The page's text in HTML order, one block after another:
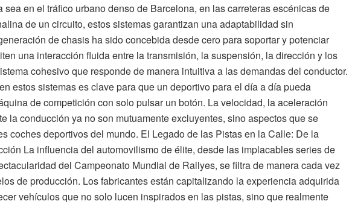
sea en el tráfico urbano denso de Barcelona, en las carreteras escénicas de
de un circuito, estos sistemas garantizan una adaptabilidad sin
de chasis ha sido concebida desde cero para soportar y potenciar
una interacción fluida entre la transmisión, la suspensión, la dirección y los
cohesivo que responde de manera intuitiva a las demandas del conductor.
estos sistemas es clave para que un deportivo para el día a día pueda
de competición con solo pulsar un botón. La velocidad, la aceleración
la conducción ya no son mutuamente excluyentes, sino aspectos que se
coches deportivos del mundo. El Legado de las Pistas en la Calle: De la
La influencia del automovilismo de élite, desde las implacables series de
del Campeonato Mundial de Rallyes, se filtra de manera cada vez
de producción. Los fabricantes están capitalizando la experiencia adquirida
vehículos que no solo lucen inspirados en las pistas, sino que realmente